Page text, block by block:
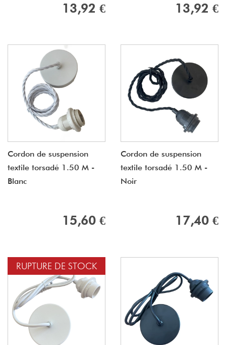
13,92 € 13,92 €
Cordon de suspension
textile torsadé 1.50 M -
Blanc
15,60 €
Cordon de suspension
textile torsadé 1.50 M -
Noir
17,40 €
RUPTURE DE STOCK